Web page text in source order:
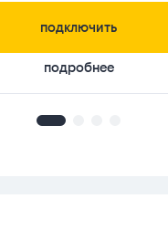
подключить
подробнее